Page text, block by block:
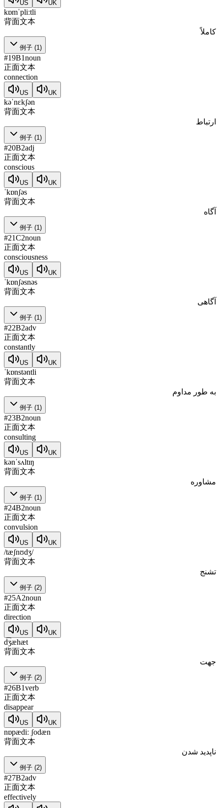
US UK
kɒmˈpliːtli
背面文本
کاملاً
例子 (1)
#19B1noun
正面文本
connection
US UK
kəˈnɛkʃən
背面文本
ارتباط
例子 (1)
#20B2adj
正面文本
conscious
US UK
ˈkɒnʃəs
背面文本
آگاه
例子 (1)
#21C2noun
正面文本
consciousness
US UK
ˈkɒnʃəsnəs
背面文本
آگاهی
例子 (1)
#22B2adv
正面文本
constantly
US UK
ˈkɒnstəntli
背面文本
به طور مداوم
例子 (1)
#23B2noun
正面文本
consulting
US UK
kənˈsʌltɪŋ
背面文本
مشاوره
例子 (1)
#24B2noun
正面文本
convulsion
US UK
/tæʃnʊdʒ/
背面文本
تشنج
例子 (2)
#25A2noun
正面文本
direction
US UK
d͡ʒæhæt
背面文本
جهت
例子 (2)
#26B1verb
正面文本
disappear
US UK
nɒpædiː ʃodæn
背面文本
ناپدید شدن
例子 (2)
#27B2adv
正面文本
effectively